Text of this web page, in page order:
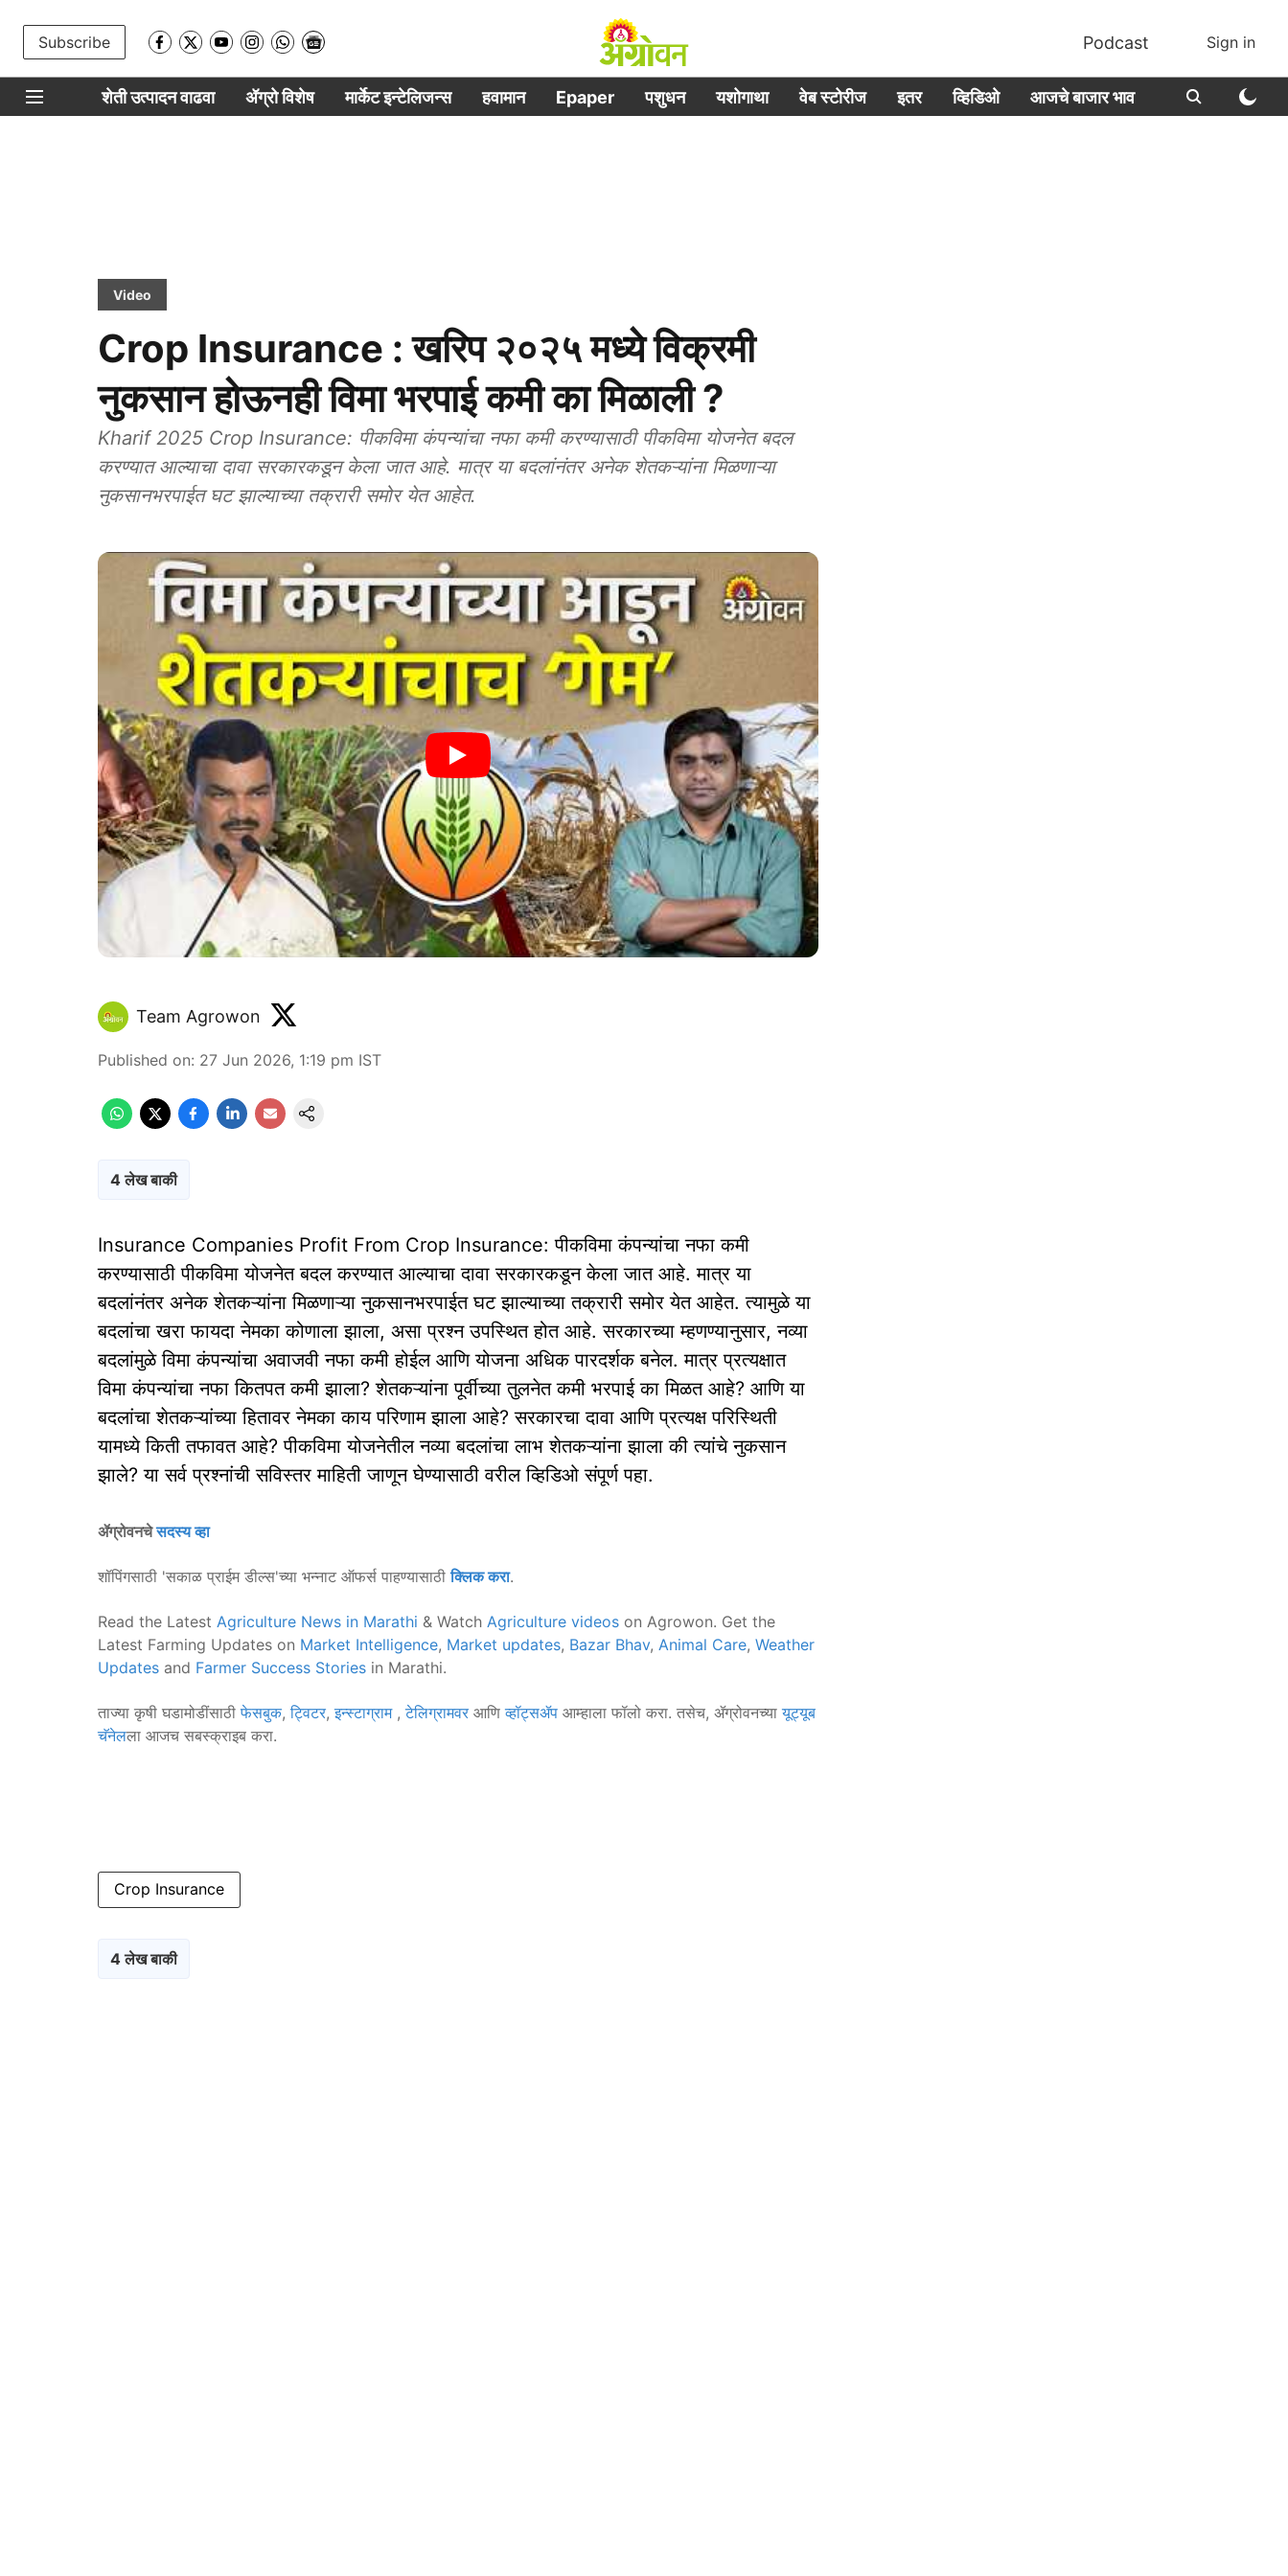
Subscribe Podcast Sign in
शेती उत्पादन वाढवा ॲग्रो विशेष मार्केट इन्टेलिजन्स हवामान Epaper पशुधन यशोगाथा वेब स्टोरीज इतर व्हिडिओ आजचे बाजार भाव
Video
Crop Insurance : खरिप २०२५ मध्ये विक्रमी
नुकसान होऊनही विमा भरपाई कमी का मिळाली ?
Kharif 2025 Crop Insurance: पीकविमा कंपन्यांचा नफा कमी करण्यासाठी पीकविमा योजनेत बदल
करण्यात आल्याचा दावा सरकारकडून केला जात आहे. मात्र या बदलांनंतर अनेक शेतकऱ्यांना मिळणाऱ्या
नुकसानभरपाईत घट झाल्याच्या तक्रारी समोर येत आहेत.
Team Agrowon
Published on: 27 Jun 2026, 1:19 pm IST
4 लेख बाकी
Insurance Companies Profit From Crop Insurance: पीकविमा कंपन्यांचा नफा कमी
करण्यासाठी पीकविमा योजनेत बदल करण्यात आल्याचा दावा सरकारकडून केला जात आहे. मात्र या
बदलांनंतर अनेक शेतकऱ्यांना मिळणाऱ्या नुकसानभरपाईत घट झाल्याच्या तक्रारी समोर येत आहेत. त्यामुळे या
बदलांचा खरा फायदा नेमका कोणाला झाला, असा प्रश्न उपस्थित होत आहे. सरकारच्या म्हणण्यानुसार, नव्या
बदलांमुळे विमा कंपन्यांचा अवाजवी नफा कमी होईल आणि योजना अधिक पारदर्शक बनेल. मात्र प्रत्यक्षात
विमा कंपन्यांचा नफा कितपत कमी झाला? शेतकऱ्यांना पूर्वीच्या तुलनेत कमी भरपाई का मिळत आहे? आणि या
बदलांचा शेतकऱ्यांच्या हितावर नेमका काय परिणाम झाला आहे? सरकारचा दावा आणि प्रत्यक्ष परिस्थिती
यामध्ये किती तफावत आहे? पीकविमा योजनेतील नव्या बदलांचा लाभ शेतकऱ्यांना झाला की त्यांचे नुकसान
झाले? या सर्व प्रश्नांची सविस्तर माहिती जाणून घेण्यासाठी वरील व्हिडिओ संपूर्ण पहा.
ॲग्रोवनचेसदस्य व्हा
शॉपिंगसाठी 'सकाळ प्राईम डील्स'च्या भन्नाट ऑफर्स पाहण्यासाठीक्लिक करा.
Read the Latest Agriculture News in Marathi & Watch Agriculture videos on Agrowon. Get the
Latest Farming Updates on Market Intelligence, Market updates, Bazar Bhav, Animal Care, Weather
Updates and Farmer Success Stories in Marathi.
ताज्या कृषी घडामोडींसाठीफेसबुक,ट्विटर,इन्स्टाग्राम ,टेलिग्रामवर आणिव्हॉट्सॲप आम्हाला फॉलो करा. तसेच, ॲग्रोवनच्यायूट्यूब
चॅनेलला आजच सबस्क्राइब करा.
Crop Insurance
4 लेख बाकी